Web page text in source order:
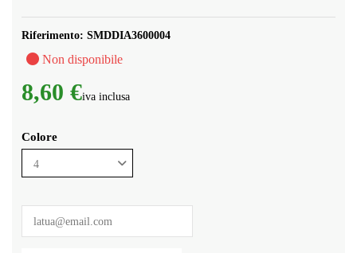
Riferimento: SMDDIA3600004
Non disponibile
8,60 €iva inclusa
Colore